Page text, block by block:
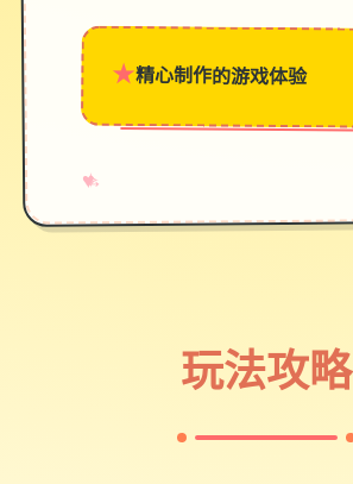
★精心制作的游戏体验
♥
✧
→
玩法攻略